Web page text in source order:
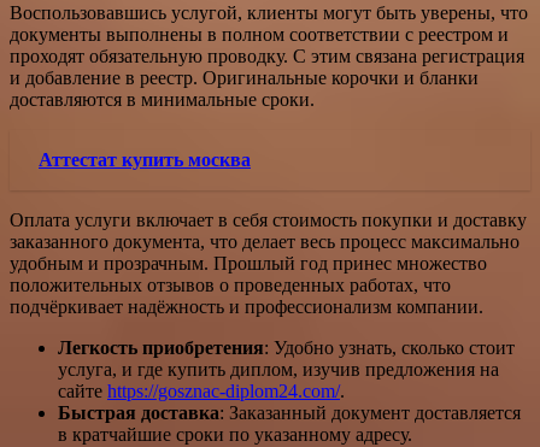
Воспользовавшись услугой, клиенты могут быть уверены, что
документы выполнены в полном соответствии с реестром и
проходят обязательную проводку. С этим связана регистрация
и добавление в реестр. Оригинальные корочки и бланки
доставляются в минимальные сроки.
Аттестат купить москва
Оплата услуги включает в себя стоимость покупки и доставку
заказанного документа, что делает весь процесс максимально
удобным и прозрачным. Прошлый год принес множество
положительных отзывов о проведенных работах, что
подчёркивает надёжность и профессионализм компании.
Легкость приобретения: Удобно узнать, сколько стоит
услуга, и где купить диплом, изучив предложения на
сайте https://gosznac-diplom24.com/.
Быстрая доставка: Заказанный документ доставляется
в кратчайшие сроки по указанному адресу.